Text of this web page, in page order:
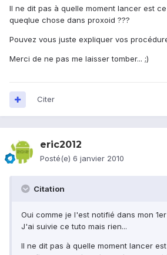
Il ne dit pas à quelle moment lancer est
queqlue chose dans proxoid ???
Pouvez vous juste expliquer vos
Merci de ne pas me laisser tomber... ;)
Citer
eric2012
Posté(e) 6 janvier 2010
Citation
Oui comme je l'est notifié dans mon
J'ai suivie ce tuto mais rien...
Il ne dit pas à quelle moment lancer